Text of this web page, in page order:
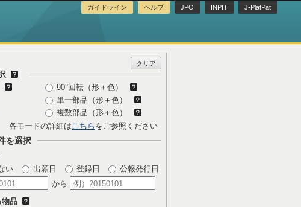
ガイドライン ヘルプ JPO INPIT J-PlatPat
90°回転（形＋色）
単一部品（形＋色）
複数部品（形＋色）
各モードの詳細はこちら をご参照ください
を選択
い
出願日 登録日
公報発行日
から
物品